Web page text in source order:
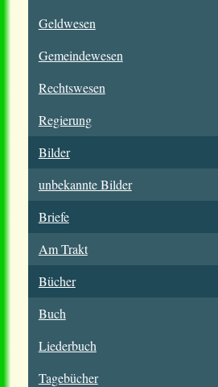
Geldwesen
Gemeindewesen
Rechtswesen
Regierung
Bilder
unbekannte Bilder
Briefe
Am Trakt
Bücher
Buch
Liederbuch
Tagebücher